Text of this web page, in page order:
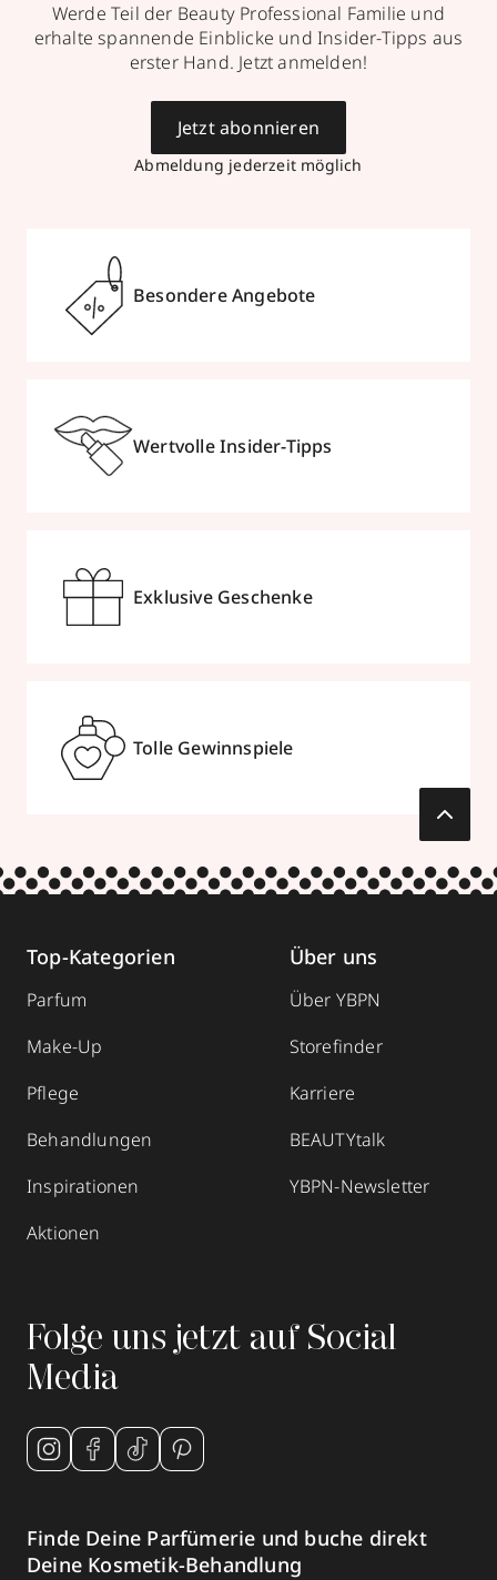
Werde Teil der Beauty Professional Familie und
erhalte spannende Einblicke und Insider-Tipps aus
erster Hand. Jetzt anmelden!
Abmeldung jederzeit möglich
Jetzt abonnieren
Besondere Angebote
Wertvolle Insider-Tipps
Exklusive Geschenke
Tolle Gewinnspiele
Top-Kategorien
Parfum
Make-Up
Pflege
Behandlungen
Inspirationen
Aktionen
Über uns
Über YBPN
Storefinder
Karriere
BEAUTYtalk
YBPN-Newsletter
Folge uns jetzt auf Social
Media
Finde Deine Parfümerie und buche direkt
Deine Kosmetik-Behandlung